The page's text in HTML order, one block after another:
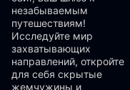
незабываемым
путешествиям!
Исследуйте мир
захватывающих
направлений, откройте
для себя скрытые
жемчужины и